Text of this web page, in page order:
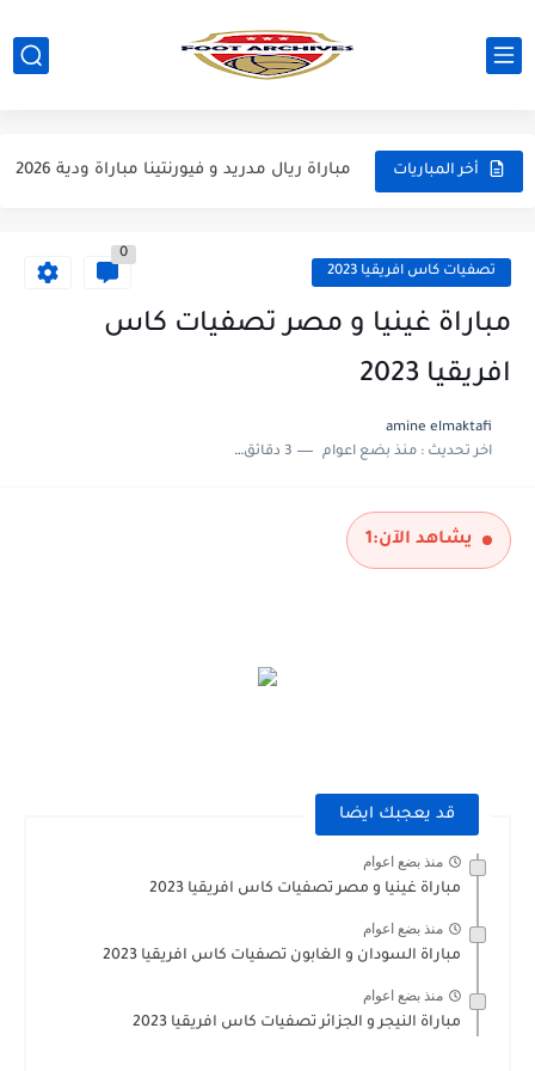
أخر المباريات
مباراة مانشستر يونايتد و اتلتيكو مدريد مباراة ودية 2026
مباراة ريال مدريد و فيورنتينا مباراة ودية 2026
مباراة برشلونة و بيرمنغهام مباراة ودية 2026 تصفيات كاس افريقيا 2023
0
مباراة غينيا و مصر تصفيات كاس
افريقيا 2023
amine elmaktafi
اخر تحديث :منذ بضع اعوام 3 دقائق للقراءة
يشاهد الآن:1
قد يعجبك ايضا
منذ بضع اعوام
مباراة غينيا و مصر تصفيات كاس افريقيا 2023
منذ بضع اعوام
مباراة السودان و الغابون تصفيات كاس افريقيا 2023
منذ بضع اعوام
مباراة النيجر و الجزائر تصفيات كاس افريقيا 2023